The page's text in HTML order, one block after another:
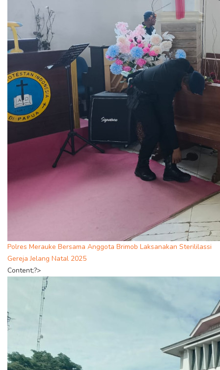
Polres Merauke Bersama Anggota Brimob Laksanakan Sterililassi
Gereja Jelang Natal 2025
Content;?>